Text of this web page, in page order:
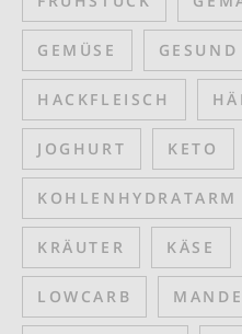
GEMÜSE GESUND
HACKFLEISCH
JOGHURT KETO
KOHLENHYDRATARM
KRÄUTER KÄSE
LOWCARB